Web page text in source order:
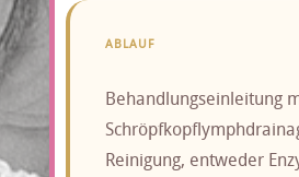
ABLAUF
Behandlungseinleitung
Reinigung, entweder